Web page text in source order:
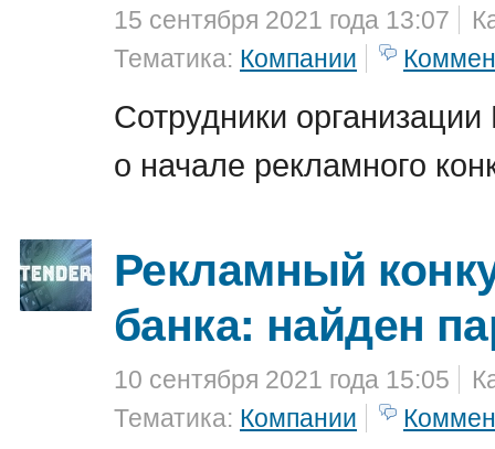
15 сентября 2021 года 13:07
Тематика: Компании
Сотрудники
о начале рекламного
Рекламный
банка: найден
10 сентября 2021 года 15:05
Тематика: Компании